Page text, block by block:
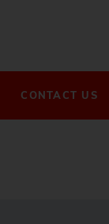
CONTACT US